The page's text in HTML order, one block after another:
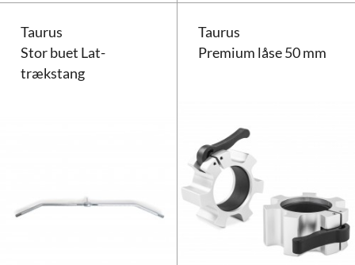
Taurus
Stor buet Lat-
trækstang
Taurus
Premium låse 50 mm